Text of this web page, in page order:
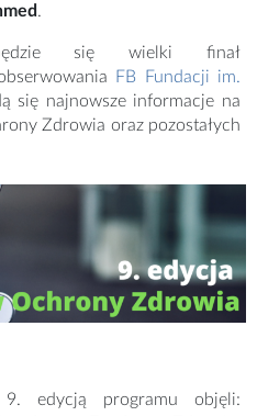
.
się wielki finał
FB Fundacji im.
się najnowsze informacje na
Zdrowia oraz pozostałych
edycją programu objęli: